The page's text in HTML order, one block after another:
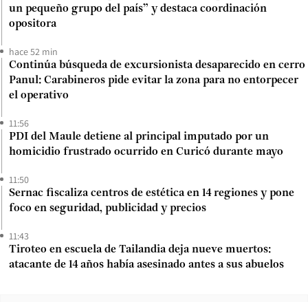
un pequeño grupo del país” y destaca coordinación
opositora
hace 52 min
Continúa búsqueda de excursionista desaparecido en cerro
Panul: Carabineros pide evitar la zona para no entorpecer
el operativo
11:56
PDI del Maule detiene al principal imputado por un
homicidio frustrado ocurrido en Curicó durante mayo
11:50
Sernac fiscaliza centros de estética en 14 regiones y pone
foco en seguridad, publicidad y precios
11:43
Tiroteo en escuela de Tailandia deja nueve muertos:
atacante de 14 años había asesinado antes a sus abuelos